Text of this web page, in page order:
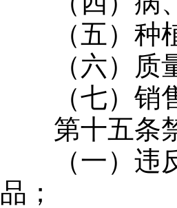
（五）种植
（六）质量
（七）销售
第十五条禁
（一）违反
品；